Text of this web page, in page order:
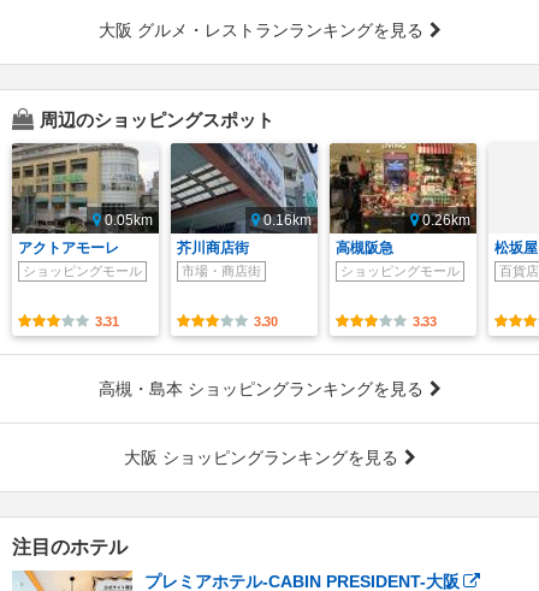
大阪 グルメ・レストランランキングを見る
周辺のショッピングスポット
0.05km
アクトアモーレ
ショッピングモール
3.31
0.16km
芥川商店街
市場・商店街
3.30
0.26km
高槻阪急
ショッピングモール
3.33
松坂
百貨
高槻・島本 ショッピングランキングを見る
大阪 ショッピングランキングを見る
注目のホテル
プレミアホテル-CABIN PRESIDENT-大阪